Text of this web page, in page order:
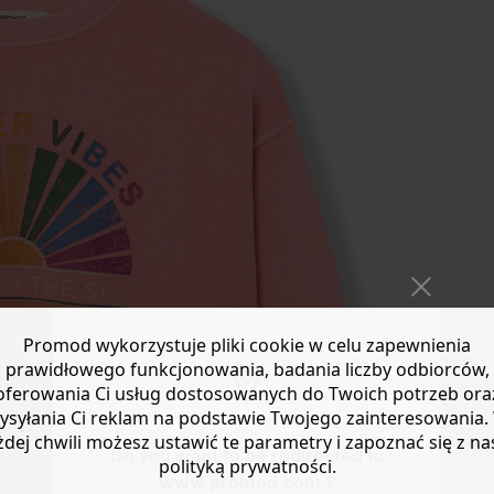
Do you want to be redirected to
www.promod.com ?
Promod wykorzystuje pliki cookie w celu zapewnienia
prawidłowego funkcjonowania, badania liczby odbiorców,
Ci usług dostosowanych do Twoich potrzeb
Ci reklam na podstawie Twojego zainteresowania.
chwili możesz ustawić te parametry i zapoznać się z
polityką prywatności.